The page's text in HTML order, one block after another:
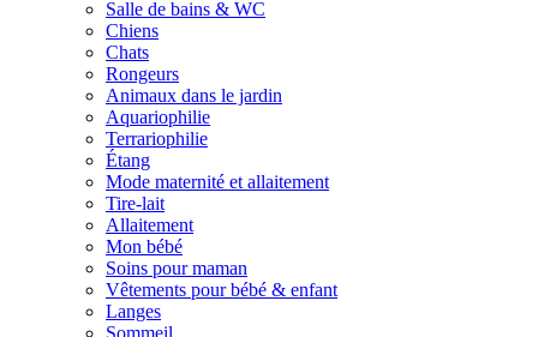
Salle de bains & WC
Chiens
Chats
Rongeurs
Animaux dans le jardin
Aquariophilie
Terrariophilie
Étang
Mode maternité et allaitement
Tire-lait
Allaitement
Mon bébé
Soins pour maman
Vêtements pour bébé & enfant
Langes
Sommeil